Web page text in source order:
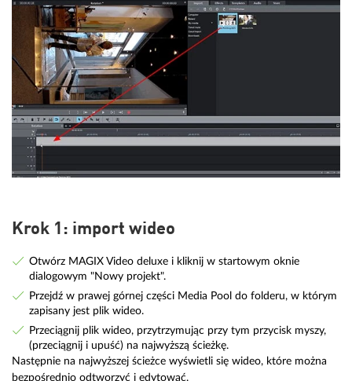
Krok 1: import wideo
Otwórz MAGIX Video deluxe i kliknij w startowym oknie
dialogowym "Nowy projekt".
Przejdź w prawej górnej części Media Pool do folderu, w którym
zapisany jest plik wideo.
Przeciągnij plik wideo, przytrzymując przy tym przycisk myszy,
(przeciągnij i upuść) na najwyższą ścieżkę.
Następnie na najwyższej ścieżce wyświetli się wideo, które można
bezpośrednio odtworzyć i edytować.